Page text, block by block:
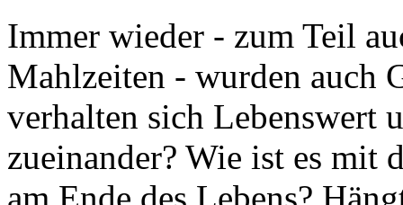
Immer wieder - zum Teil
Mahlzeiten - wurden auch
verhalten sich Lebenswert
zueinander? Wie ist es mit